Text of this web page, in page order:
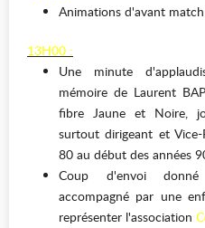
Animations d'avant match
13H00 :
Une minute
mémoire de Laurent
fibre Jaune et Noire,
surtout dirigeant et
80 au début des années
Coup d'envoi
accompagné par une
représenter l'association